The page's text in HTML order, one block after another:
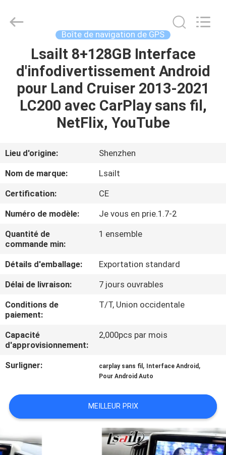
MAISON
PRODUITS
AU
SUJET
NOUS
VISITE
D'USINE
CONTRÔLE
DE
QUALITÉ
CONTACTEZ-
NOUS
NOUVELLES
Automobile
Electron
Boîte de navigation de GPS
Lsailt 8+128GB Interface
d'infodivertissement Android
pour Land Cruiser 2013-2021
LC200 avec CarPlay sans fil,
NetFlix, YouTube
Lieu d'origine:
Shenzhen
Nom de marque:
Lsailt
Certification:
CE
Numéro de modèle:
Je vous en prie.1.7-2
Quantité de
commande min:
1 ensemble
Détails d'emballage:
Exportation standard
Délai de livraison:
7 jours ouvrables
Conditions de
paiement:
T/T, Union occidentale
Capacité
d'approvisionnement:
2,000pcs par mois
Surligner: carplay sans fil , Interface Android ,
Pour Android Auto
MEILLEUR PRIX